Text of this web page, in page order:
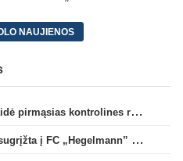
NAUJIENOS
Vaikinų U15 rinktinė Taline sužaidė pirmąsias kontrolines rungtynes
Kristupas–Algirdas Padegimas sugrįžta į FC „Hegelmann” B sudėtį